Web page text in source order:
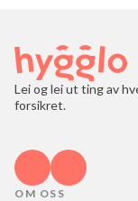
Lei og lei ut ting av
forsikret.
OM OSS